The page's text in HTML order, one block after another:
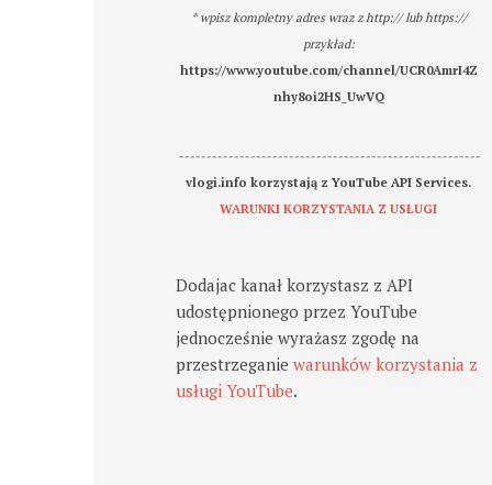
* wpisz kompletny adres wraz z http:// lub https://
przykład:
https://www.youtube.com/channel/UCR0AmrI4Z
nhy8oi2HS_UwVQ
-------------------------------------------------------
vlogi.info korzystają z YouTube API Services.
WARUNKI KORZYSTANIA Z USŁUGI
Dodajac kanał korzystasz z API
udostępnionego przez YouTube
jednocześnie wyrażasz zgodę na
przestrzeganiewarunków korzystania z
usługi YouTube.